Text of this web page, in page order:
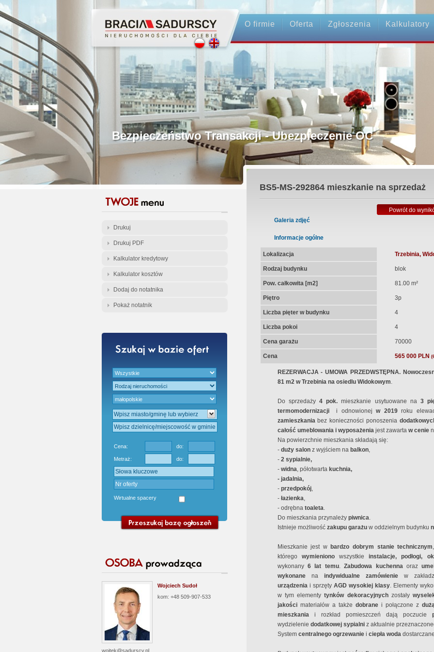
O firmie Oferta Zgłoszenia Kalkulatory
Profesjonalne Pośrednictwo
Bezpieczeństwo Transakcji - Ubezpieczenie OC
Licencjonowani Pośrednicy
Gwarancja Zwrotu Zadatku
Gratis - Przedwstępna Umowa Notarialna
Drukuj
Drukuj PDF
Kalkulator kredytowy
Kalkulator kosztów
Dodaj do notatnika
Pokaż notatnik
Cena: do:
Metraż: do:
Wirtualne spacery
Wojciech Sudoł
kom: +48 509-907-533
wojtek@sadurscy.pl
BS5-MS-292864mieszkanie na sprzedaż
Powrót do
Galeria zdjęć
Informacje ogólne
Lokalizacja Trzebinia,
Rodzaj budynku blok
Pow. całkowita [m2] 81.00 m²
Piętro 3p
Liczba pięter w budynku 4
Liczba pokoi 4
Cena garażu 70000
Cena 565 000 PLN
REZERWACJA - UMOWA PRZEDWSTĘPNA.
81 m2 w Trzebinia na osiedlu Widokowym.
Do sprzedaży 4 pok. mieszkanie usytuowane na3
termomodernizacjii odnowionejw 2019roku
zamieszkaniabez konieczności ponoszenia
całość umeblowania i wyposażeniajest zawarta w cenie
Na powierzchnie mieszkania składają się:
- duży salonz wyjściem na balkon,
- 2 sypialnie,
- widna, półotwarta kuchnia,
- jadalnia,
- przedpokój,
- łazienka,
- odrębna toaleta.
Do mieszkania przynależy piwnica.
Istnieje możliwość zakupu garażuw oddzielnym budynku
Mieszkanie jest w bardzo dobrym stanietechnicznym,
którego wymieniono wszystkie instalacje, podłogi,
wykonany 6 lat temu.Zabudowa kuchenna oraz
wykonanena indywidualne zamówienie w
urządzenia i sprzęty AGD wysokiej klasy. Elementy
w tym elementytynków dekoracyjnych zostały
jakości materiałów a także dobranei połączone z
mieszkania i rozkład pomieszczeń dają poczucie
wydzielenie dodatkowej sypialni z aktualnie
Systemcentralnego ogrzewanie i ciepła woda